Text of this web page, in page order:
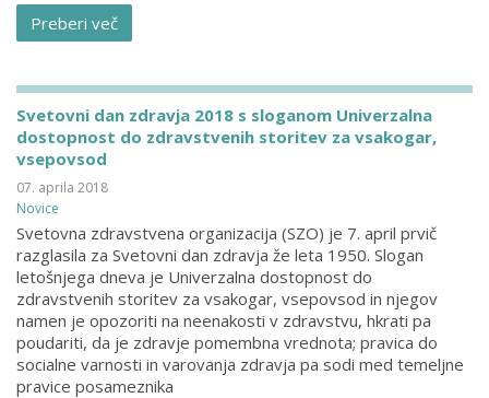
Preberi več
Svetovni dan zdravja 2018 s sloganom Univerzalna
dostopnost do zdravstvenih storitev za vsakogar,
vsepovsod
07. aprila 2018
Novice
Svetovna zdravstvena organizacija (SZO) je 7. april prvič
razglasila za Svetovni dan zdravja že leta 1950. Slogan
letošnjega dneva je Univerzalna dostopnost do
zdravstvenih storitev za vsakogar, vsepovsod in njegov
namen je opozoriti na neenakosti v zdravstvu, hkrati pa
poudariti, da je zdravje pomembna vrednota; pravica do
socialne varnosti in varovanja zdravja pa sodi med temeljne
pravice posameznika